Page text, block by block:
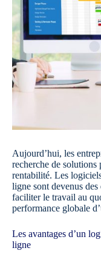
Aujourd’hui, les
recherche de
rentabilité. Les
ligne sont devenus
faciliter le travail au
performance globale
Les avantages d’un
ligne